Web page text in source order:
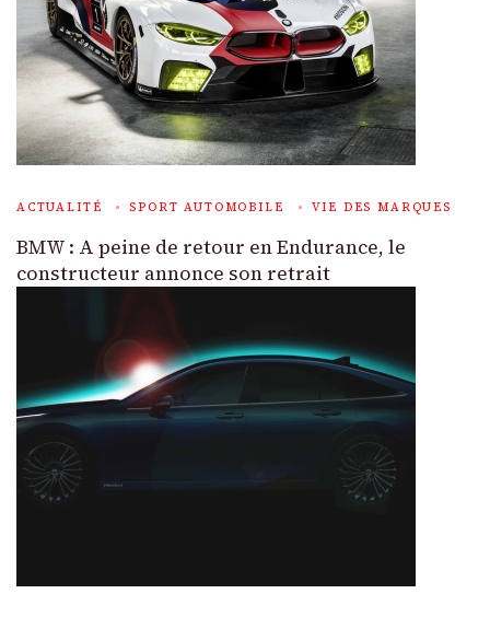
ACTUALITÉ SPORT AUTOMOBILE VIE DES MARQUES
BMW : A peine de retour en Endurance, le
constructeur annonce son retrait